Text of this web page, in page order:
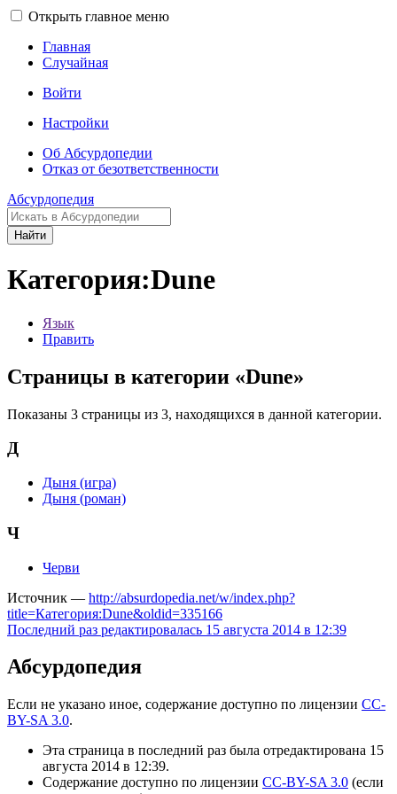
Открыть главное меню
Главная
Случайная
Войти
Настройки
Об Абсурдопедии
Отказ от безответственности
Абсурдопедия
Найти
Категория:Dune
Язык
Править
Страницы в категории «Dune»
Показаны 3 страницы из 3, находящихся в данной категории.
Д
Дыня (игра)
Дыня (роман)
Ч
Черви
Источник — http://absurdopedia.net/w/index.php?
title=Категория:Dune&oldid=335166
Последний раз редактировалась 15 августа 2014 в 12:39
Абсурдопедия
Если не указано иное, содержание доступно по лицензии CC-
BY-SA 3.0.
Эта страница в последний раз была отредактирована 15
августа 2014 в 12:39.
Содержание доступно по лицензии CC-BY-SA 3.0 (если